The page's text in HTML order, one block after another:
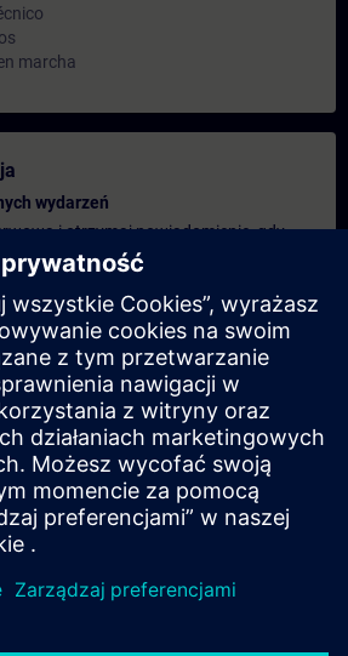
marcha
wydarzeń
i otrzymaj powiadomienie, gdy
daty.
oferta
oferty cenowej dla tego
dla działu zakupów, kliknij poniższe
podać kilka danych osobowych, a
wysłana do Ciebie.